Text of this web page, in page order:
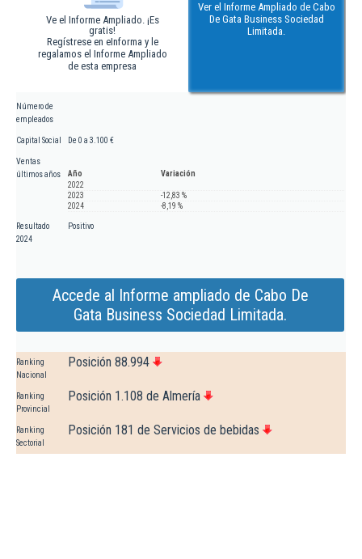
Ve el Informe Ampliado. ¡Es
gratis!
Regístrese en eInforma y le
regalamos el Informe Ampliado
de esta empresa
Ver el Informe Ampliado de Cabo
De Gata Business Sociedad
Limitada.
Número de
empleados
Capital Social De 0 a 3.100 €
Ventas
últimos años
Año
Variación
2022
2023
-12,83 %
2024
-8,19 %
Resultado
2024
Positivo
Accede al Informe ampliado de Cabo De
Gata Business Sociedad Limitada.
Ranking
Nacional
Posición 88.994
Ranking
Provincial
Posición 1.108 de Almería
Ranking
Sectorial
Posición 181 de Servicios de bebidas